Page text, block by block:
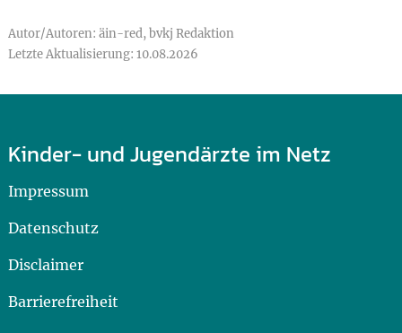
Autor/Autoren: äin-red, bvkj Redaktion
Letzte Aktualisierung: 10.08.2026
Kinder- und Jugendärzte im Netz
Impressum
Datenschutz
Disclaimer
Barrierefreiheit